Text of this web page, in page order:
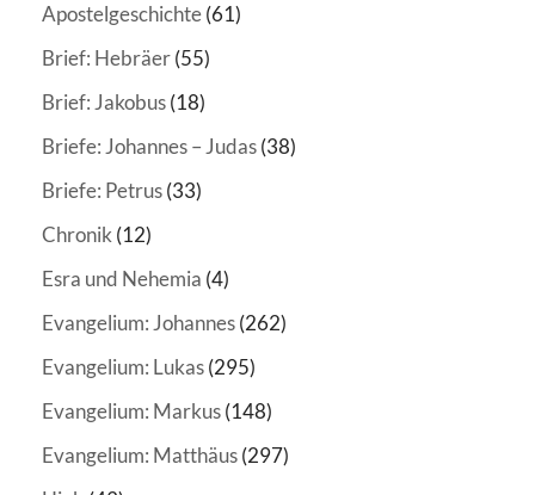
Apostelgeschichte(61)
Brief: Hebräer(55)
Brief: Jakobus(18)
Briefe: Johannes – Judas(38)
Briefe: Petrus(33)
Chronik(12)
Esra und Nehemia (4)
Evangelium: Johannes(262)
Evangelium: Lukas(295)
Evangelium: Markus(148)
Evangelium: Matthäus(297)